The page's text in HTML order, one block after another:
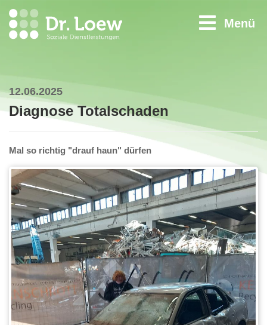
Menü
12.06.2025
Diagnose Totalschaden
Mal so richtig "drauf haun" dürfen